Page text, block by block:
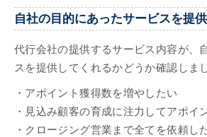
自社の目的にあったサービスを提
代行会社の提供するサービス内容が、
スを提供してくれるかどうか確認しま
・アポイント獲得数を増やしたい
・見込み顧客の育成に注力してアポイ
・クロージング営業まで全てを依頼し